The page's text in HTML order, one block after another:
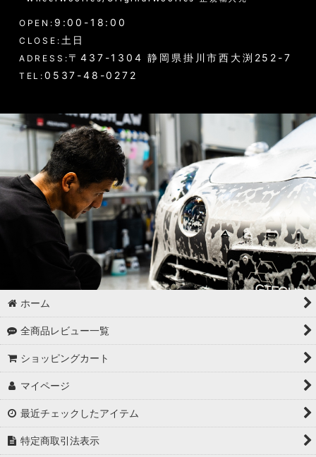
OPEN: 9:00-18:00
CLOSE: 土日
ADRESS: 〒437-1304 静岡県掛川市西大渕252-7
TEL: 0537-48-0272
ホーム
全商品レビュー一覧
ショッピングカート
マイページ
最近チェックしたアイテム
特定商取引法表示